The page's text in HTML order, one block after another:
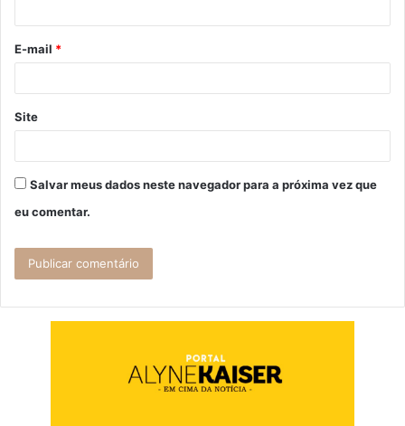
*
E-mail *
Site
Salvar meus dados neste navegador para a próxima vez que
eu comentar.